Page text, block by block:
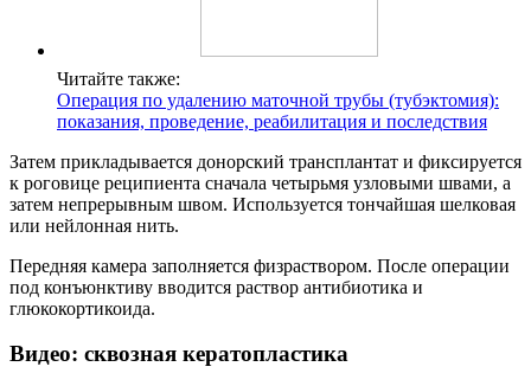
Читайте также:
Операция по удалению маточной трубы (тубэктомия):
показания, проведение, реабилитация и последствия
Затем прикладывается донорский трансплантат и фиксируется
к роговице реципиента сначала четырьмя узловыми швами, а
затем непрерывным швом. Используется тончайшая шелковая
или нейлонная нить.
Передняя камера заполняется физраствором. После операции
под конъюнктиву вводится раствор антибиотика и
глюкокортикоида.
Видео: cквозная кератопластика